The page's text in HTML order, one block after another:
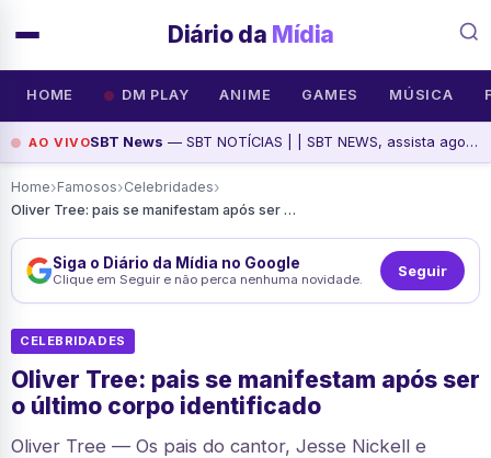
Diário da Mídia
HOME DM PLAY ANIME GAMES MÚSICA
AO VIVOSBT News — SBT NOTÍCIAS | | SBT NEWS, assista agora
Home›Famosos›Celebridades›
Oliver Tree: pais se manifestam após ser o último corpo identificado
Siga o Diário da Mídia no Google
Clique em Seguir e não perca nenhuma novidade. Seguir
CELEBRIDADES
Oliver Tree: pais se manifestam após ser
o último corpo identificado
Oliver Tree — Os pais do cantor, Jesse Nickell e